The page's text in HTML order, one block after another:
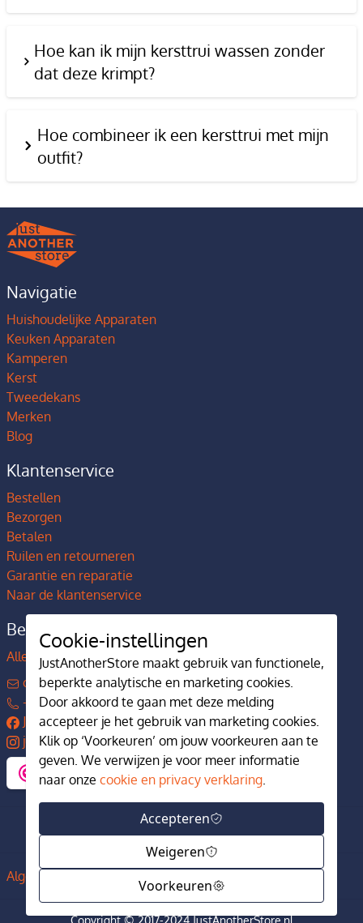
Hoe kan ik mijn kersttrui wassen zonder
dat deze krimpt?
Hoe combineer ik een kersttrui met mijn
outfit?
Navigatie
Huishoudelijke Apparaten
Keuken Apparaten
Kamperen
Kerst
Tweedekans
Merken
Blog
Klantenservice
Bestellen
Bezorgen
Betalen
Ruilen en retourneren
Garantie en reparatie
Naar de klantenservice
Bedrijfsgegevens
Alles over JustAnotherStore
contact@justanotherstore.nl
+31 73 644 7405
JustAnotherStore
justanotherstore.nl
Algemene voorwaarden Privacy en cookiebeleid
Copyright © 2017-2024 JustAnotherStore.nl
Cookie-instellingen
JustAnotherStore maakt gebruik van functionele,
beperkte analytische en marketing cookies.
Door akkoord te gaan met deze melding
accepteer je het gebruik van marketing cookies.
Klik op ‘Voorkeuren’ om jouw voorkeuren aan te
geven. We verwijzen je voor meer informatie
naar onze cookie en privacy verklaring.
Accepteren
Weigeren
Voorkeuren